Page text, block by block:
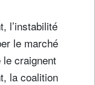
l’instabilité
le marché
le craignent
la coalition